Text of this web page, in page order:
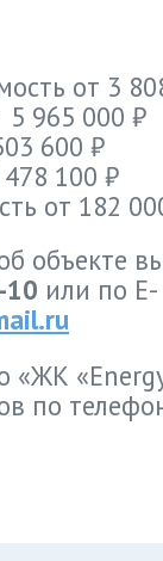
от 3
5 965 000 ₽
600 ₽
100 ₽
от 182
объекте
10 или по E-
по